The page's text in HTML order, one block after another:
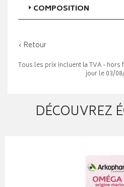
COMPOSITION
‹ Retour
Tous les prix incluent la TVA - hors
jour le 03/
DÉCOUVREZ